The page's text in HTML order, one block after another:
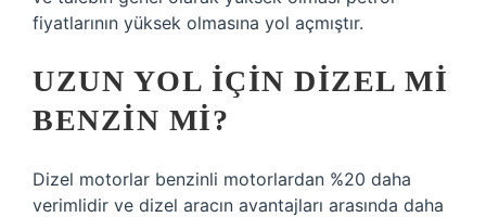
fiyatlarının yüksek olmasına yol açmıştır.
UZUN YOL IÇIN DIZEL MI
BENZIN MI?
Dizel motorlar benzinli motorlardan %20 daha
verimlidir ve dizel aracın avantajları arasında daha